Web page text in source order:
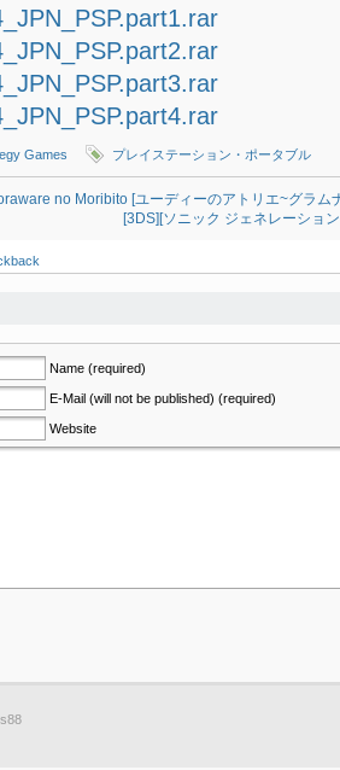
Games プレイステーション・ポータブル
no Moribito [ユーディーのアトリエ~グラ
[3DS][ソニック ジェネレーショ
Name (required)
E-Mail (will not be published) (required)
Website